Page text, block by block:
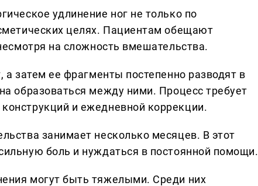
удлинение ног не только по
целях. Пациентам обещают
на сложность вмешательства.
затем ее фрагменты постепенно разводят в
образоваться между ними. Процесс требует
и ежедневной коррекции.
занимает несколько месяцев. В этот
боль и нуждаться в постоянной помощи.
могут быть тяжелыми. Среди них